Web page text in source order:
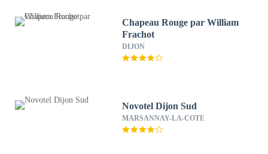
Chapeau Rouge par William
Frachot
DIJON
Novotel Dijon Sud
MARSANNAY-LA-COTE